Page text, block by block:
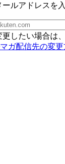
ルアドレスを
したい場合は
ガ配信先の変